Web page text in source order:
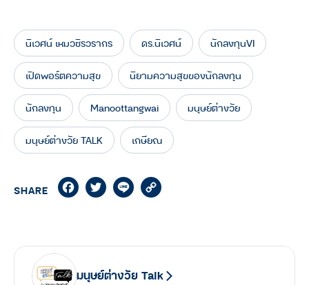
นิเวศน์ เหมวชิรวรากร ดร.นิเวศน์ นักลงทุนVI
เปิดพอร์ตความสุข นิยามความสุขของนักลงทุน
นักลงทุน Manoottangwai มนุษย์ต่างวัย
มนุษย์ต่างวัย TALK เกษียณ
SHARE FacebookTwitterLine
มนุษย์ต่างวัย Talk